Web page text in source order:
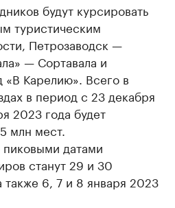
будут курсировать
туристическим
Петрозаводск —
— Сортавала и
«В Карелию». Всего в
в период с 23 декабря
2023 года будет
млн мест.
пиковыми датами
станут 29 и 30
также 6, 7 и 8 января 2023